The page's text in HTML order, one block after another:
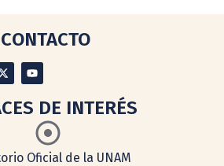
CONTACTO
DE INTERÉS
Oficial de la UNAM